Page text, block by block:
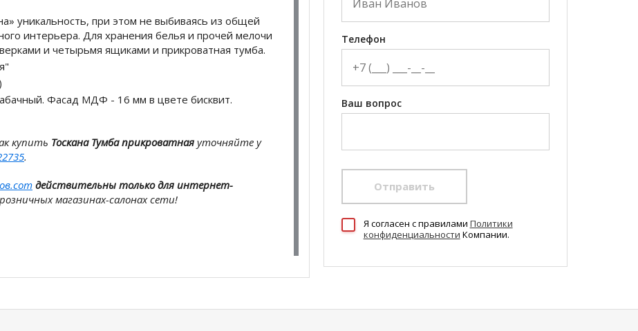
уникальность, при этом не выбиваясь из общей
интерьера. Для хранения белья и прочей мелочи
и четырьмя ящиками и прикроватная тумба.
Фасад МДФ - 16 мм в цвете бисквит.
купить Тоскана Тумба прикроватная уточняйте у
.
действительны только для интернет-
магазинах-салонах сети!
Телефон
Ваш вопрос
Отправить
Я согласен c правилами Политики
конфиденциальности Компании.